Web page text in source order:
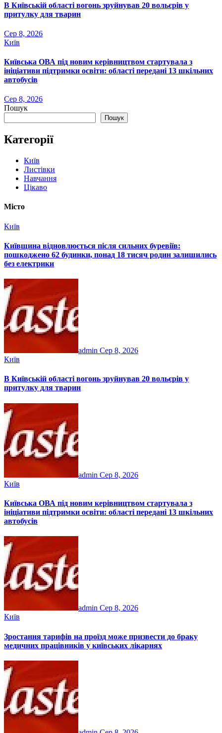
В Київській області вогонь зруйнував 20 вольєрів у
притулку для тварин
Сер 8, 2026
Київ
Київська ОВА під новим керівництвом стартувала з
ініціативи підтримки освіти: області передані 13 шкільних
автобусів
Сер 8, 2026
Пошук
Пошук
Категорії
Київ
Листівки
Навчання
Цікаво
Місто
Київ
Київщина відновлюється після сильних буревіїв:
пошкоджено 62 будинки, понад 18 тисяч родин залишились
без електрики
admin Сер 8, 2026
Київ
В Київській області вогонь зруйнував 20 вольєрів у
притулку для тварин
admin Сер 8, 2026
Київ
Київська ОВА під новим керівництвом стартувала з
ініціативи підтримки освіти: області передані 13 шкільних
автобусів
admin Сер 8, 2026
Київ
Зростання тарифів на проїзд може призвести до браку
медичних працівників у київських лікарнях